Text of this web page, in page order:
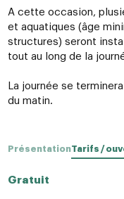
A cette occasion,
et aquatiques (âge
structures) seront
tout au long de la
La journée se
du matin.
PrésentationTarifs /
Gratuit